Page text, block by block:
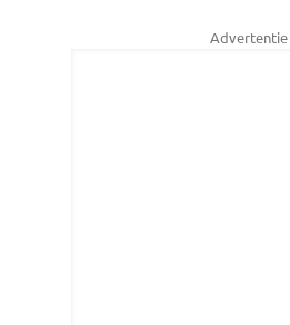
Advertentie